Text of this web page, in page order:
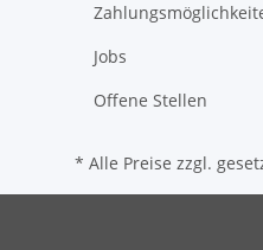
Jobs
Offene Stellen
* Alle Preise zzgl.